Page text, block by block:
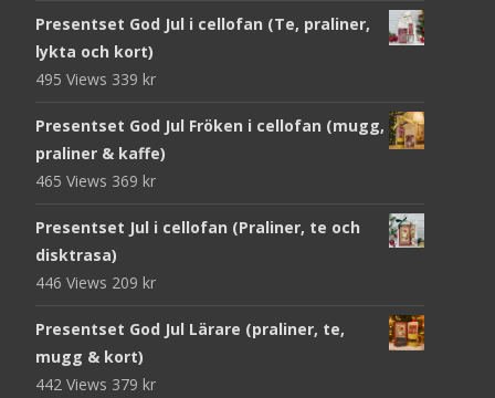
Presentset God Jul i cellofan (Te, praliner,
lykta och kort)
495 Views 339 kr
Presentset God Jul Fröken i cellofan (mugg,
praliner & kaffe)
465 Views 369 kr
Presentset Jul i cellofan (Praliner, te och
disktrasa)
446 Views 209 kr
Presentset God Jul Lärare (praliner, te,
mugg & kort)
442 Views 379 kr